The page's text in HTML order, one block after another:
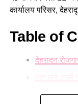
34 हजार
अधिक युवाओं को
कार्यालय परिसर,
Table of
देहरादून
Dehradun